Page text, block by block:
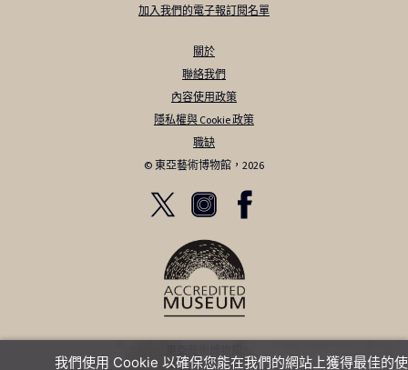
加入我們的電子報訂閱名單
關於
聯絡我們
內容使用政策
隱私權與 Cookie 政策
職缺
© 東亞藝術博物館，2026
班尼特街 12 號
我們使用 Cookie 以確保您能在我們的網站上獲得最佳的使